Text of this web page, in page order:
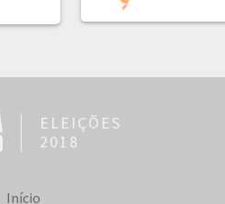
ELEIÇÕES
2018
Início